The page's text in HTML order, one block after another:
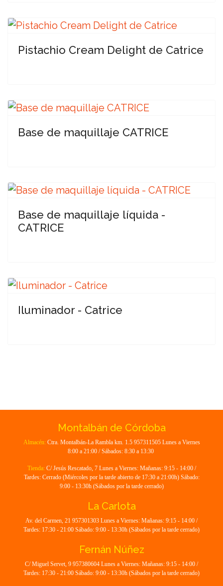
Pistachio Cream Delight de Catrice
Base de maquillaje CATRICE
Base de maquillaje líquida -
CATRICE
Iluminador - Catrice
Montalbán de Córdoba
Almacén: Ctra. Montalbán-La Rambla km. 1.5 957311505 Lunes a Viernes
8:00 a 21:00 / Sábados: 8:30 a 13:30
Tienda: C/ Jesús Rescatado, 7 Lunes a Viernes: Mañanas: 9:15 - 14:00 /
Tardes: Cerrado (Miércoles por la tarde abierto de 17:30 a 21:00h) Sábado:
9:00 - 13:30h (Sábados por la tarde cerrado)
La Carlota
Av. del Carmen, 21 957301303 Lunes a Viernes: Mañanas: 9:15 - 14:00 /
Tardes: 17:30 - 21:00 Sábado: 9:00 - 13:30h (Sábados por la tarde cerrado)
Fernán Núñez
C/ Miguel Servet, 9 957380604 Lunes a Viernes: Mañanas: 9:15 - 14:00 /
Tardes: 17:30 - 21:00 Sábado: 9:00 - 13:30h (Sábados por la tarde cerrado)